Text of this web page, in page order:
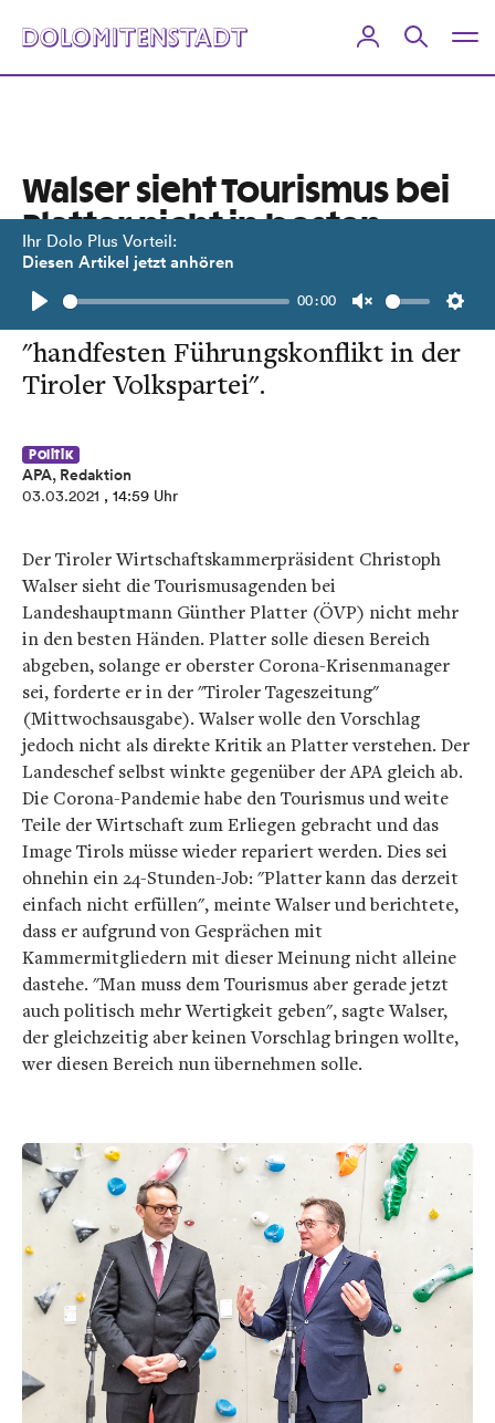
Ihr Dolo Plus Vorteil:
Diesen Artikel jetzt anhören
Play
00:00
Unmute
Walser sieht Tourismus bei
Platter nicht in besten
Händen
SP-Chef Dornauer wittert
"handfesten Führungskonflikt in der
Tiroler Volkspartei".
Politik
APA, Redaktion
03.03.2021 , 14:59 Uhr
Der Tiroler Wirtschaftskammerpräsident Christoph
Walser sieht die Tourismusagenden bei
Landeshauptmann Günther Platter (ÖVP) nicht mehr
in den besten Händen. Platter solle diesen Bereich
abgeben, solange er oberster Corona-Krisenmanager
sei, forderte er in der "Tiroler Tageszeitung"
(Mittwochsausgabe). Walser wolle den Vorschlag
jedoch nicht als direkte Kritik an Platter verstehen. Der
Landeschef selbst winkte gegenüber der APA gleich ab.
Die Corona-Pandemie habe den Tourismus und weite
Teile der Wirtschaft zum Erliegen gebracht und das
Image Tirols müsse wieder repariert werden. Dies sei
ohnehin ein 24-Stunden-Job: "Platter kann das derzeit
einfach nicht erfüllen", meinte Walser und berichtete,
dass er aufgrund von Gesprächen mit
Kammermitgliedern mit dieser Meinung nicht alleine
dastehe. "Man muss dem Tourismus aber gerade jetzt
auch politisch mehr Wertigkeit geben", sagte Walser,
der gleichzeitig aber keinen Vorschlag bringen wollte,
wer diesen Bereich nun übernehmen solle.